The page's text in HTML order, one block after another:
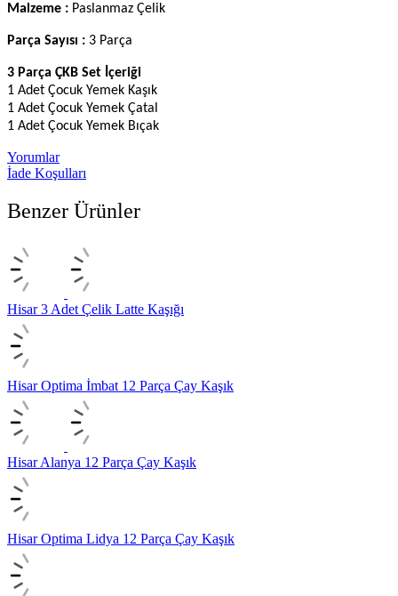
Malzeme : Paslanmaz Çelik
Parça Sayısı : 3 Parça
3 Parça ÇKB Set İçeriği
1 Adet Çocuk Yemek Kaşık
1 Adet Çocuk Yemek Çatal
1 Adet Çocuk Yemek Bıçak
Yorumlar
İade Koşulları
Benzer Ürünler
Hisar 3 Adet Çelik Latte Kaşığı
Hisar Optima İmbat 12 Parça Çay Kaşık
Hisar Alanya 12 Parça Çay Kaşık
Hisar Optima Lidya 12 Parça Çay Kaşık